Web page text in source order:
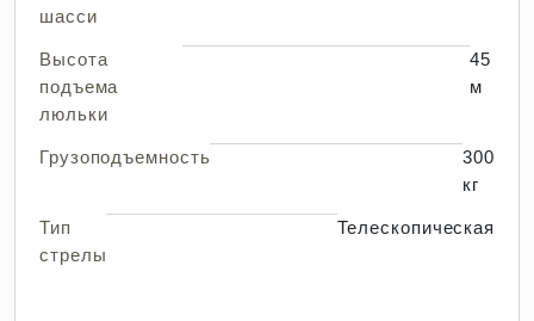
шасси
Высота
подъема
люльки
45
м
Грузоподъемность
300
кг
Тип
стрелы
Телескопическая